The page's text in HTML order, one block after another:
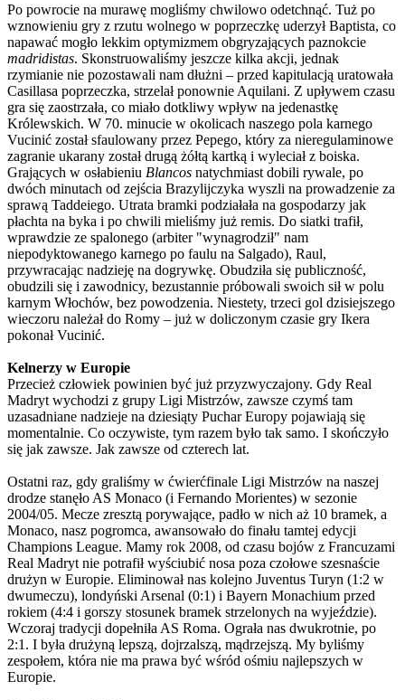
Po powrocie na murawę mogliśmy chwilowo odetchnąć. Tuż po
wznowieniu gry z rzutu wolnego w poprzeczkę uderzył Baptista, co
napawać mogło lekkim optymizmem obgryzających paznokcie
madridistas. Skonstruowaliśmy jeszcze kilka akcji, jednak
rzymianie nie pozostawali nam dłużni – przed kapitulacją uratowała
Casillasa poprzeczka, strzelał ponownie Aquilani. Z upływem czasu
gra się zaostrzała, co miało dotkliwy wpływ na jedenastkę
Królewskich. W 70. minucie w okolicach naszego pola karnego
Vucinić został sfaulowany przez Pepego, który za nieregulaminowe
zagranie ukarany został drugą żółtą kartką i wyleciał z boiska.
Grających w osłabieniu Blancos natychmiast dobili rywale, po
dwóch minutach od zejścia Brazylijczyka wyszli na prowadzenie za
sprawą Taddeiego. Utrata bramki podziałała na gospodarzy jak
płachta na byka i po chwili mieliśmy już remis. Do siatki trafił,
wprawdzie ze spalonego (arbiter "wynagrodził" nam
niepodyktowanego karnego po faulu na Salgado), Raul,
przywracając nadzieję na dogrywkę. Obudziła się publiczność,
obudzili się i zawodnicy, bezustannie próbowali swoich sił w polu
karnym Włochów, bez powodzenia. Niestety, trzeci gol dzisiejszego
wieczoru należał do Romy – już w doliczonym czasie gry Ikera
pokonał Vucinić.
Kelnerzy w Europie
Przecież człowiek powinien być już przyzwyczajony. Gdy Real
Madryt wychodzi z grupy Ligi Mistrzów, zawsze czymś tam
uzasadniane nadzieje na dziesiąty Puchar Europy pojawiają się
momentalnie. Co oczywiste, tym razem było tak samo. I skończyło
się jak zawsze. Jak zawsze od czterech lat.
Ostatni raz, gdy graliśmy w ćwierćfinale Ligi Mistrzów na naszej
drodze stanęło AS Monaco (i Fernando Morientes) w sezonie
2004/05. Mecze zresztą porywające, padło w nich aż 10 bramek, a
Monaco, nasz pogromca, awansowało do finału tamtej edycji
Champions League. Mamy rok 2008, od czasu bojów z Francuzami
Real Madryt nie potrafił wyściubić nosa poza czołowe szesnaście
drużyn w Europie. Eliminował nas kolejno Juventus Turyn (1:2 w
dwumeczu), londyński Arsenal (0:1) i Bayern Monachium przed
rokiem (4:4 i gorszy stosunek bramek strzelonych na wyjeździe).
Wczoraj tradycji dopełniła AS Roma. Ograła nas dwukrotnie, po
2:1. I była drużyną lepszą, dojrzalszą, mądrzejszą. My byliśmy
zespołem, która nie ma prawa być wśród ośmiu najlepszych w
Europie.